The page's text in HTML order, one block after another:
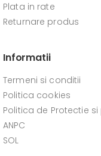
Plata in rate
Returnare produs
Informatii
Termeni si conditii
Politica cookies
Politica de Protectie
ANPC
SOL